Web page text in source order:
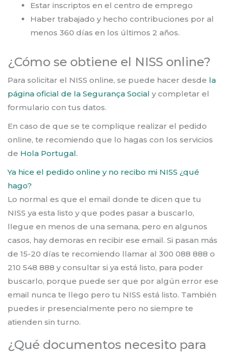
Estar inscriptos en el centro de emprego
Haber trabajado y hecho contribuciones por al
menos 360 días en los últimos 2 años.
¿Cómo se obtiene el NISS online?
Para solicitar el NISS online, se puede hacer desde la
página oficial de la Segurança Social y completar el
formulario con tus datos.
En caso de que se te complique realizar el pedido
online, te recomiendo que lo hagas con los servicios
de Hola Portugal.
Ya hice el pedido online y no recibo mi NISS ¿qué
hago?
Lo normal es que el email donde te dicen que tu
NISS ya esta listo y que podes pasar a buscarlo,
llegue en menos de una semana, pero en algunos
casos, hay demoras en recibir ese email. Si pasan más
de 15-20 días te recomiendo llamar al 300 088 888 o
210 548 888 y consultar si ya está listo, para poder
buscarlo, porque puede ser que por algún error ese
email nunca te llego pero tu NISS está listo. También
puedes ir presencialmente pero no siempre te
atienden sin turno.
¿Qué documentos necesito para